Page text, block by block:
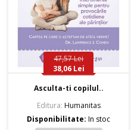
47,57 Lei
38,06 Lei
Asculta-ti copilul..
Editura: Humanitas
Disponibilitate:In stoc